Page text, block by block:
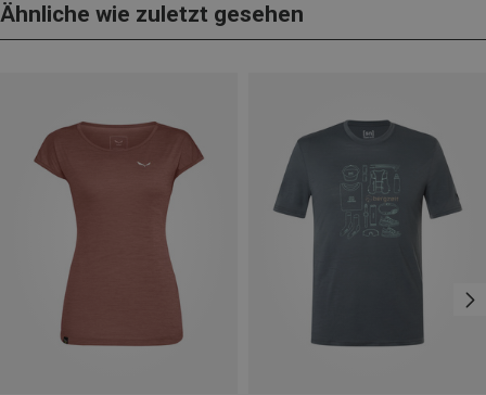
Ähnliche wie zuletzt gesehen